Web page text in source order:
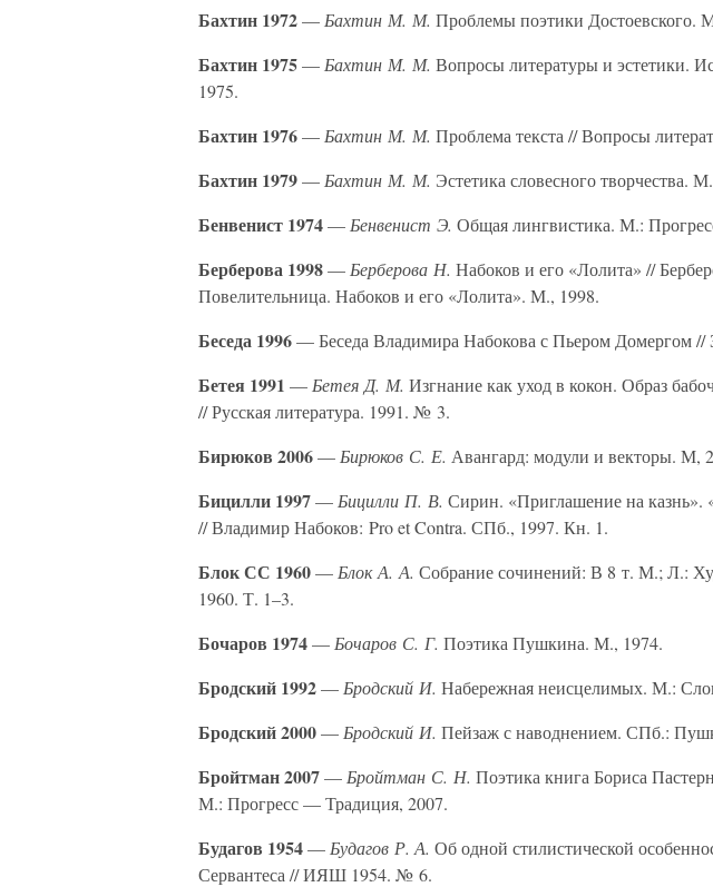
Бахтин 1972— Бахтин М. М. Проблемы поэтики Достоевского.
Бахтин 1975— Бахтин М. М. Вопросы литературы и эстетики.
1975.
Бахтин 1976— Бахтин М. М. Проблема текста // Вопросы
Бахтин 1979— Бахтин М. М. Эстетика словесного творчества.
Бенвенист 1974— Бенвенист Э. Общая лингвистика. М.:
Берберова 1998— Берберова Н. Набоков и его «Лолита» //
Повелительница. Набоков и его «Лолита». М., 1998.
Беседа 1996— Беседа Владимира Набокова с Пьером Домергом //
Бетея 1991 — Бетея Д. М. Изгнание как уход в кокон. Образ
// Русская литература. 1991. № 3.
Бирюков 2006— Бирюков С. Е. Авангард: модули и векторы. М,
Бицилли 1997— Бицилли П. В. Сирин. «Приглашение на казнь».
// Владимир Набоков: Pro et Contra. СПб., 1997. Кн. 1.
Блок СС 1960— Блок А. А. Собрание сочинений: В 8 т. М.; Л.:
1960. Т. 1–3.
Бочаров 1974— Бочаров С. Г. Поэтика Пушкина. М., 1974.
Бродский 1992— Бродский И. Набережная неисцелимых. М.:
Бродский 2000— Бродский И. Пейзаж с наводнением. СПб.:
Бройтман 2007— Бройтман С. Н. Поэтика книга Бориса
М.: Прогресс — Традиция, 2007.
Будагов 1954— Будагов Р. А. Об одной стилистической
Сервантеса // ИЯШ 1954. № 6.